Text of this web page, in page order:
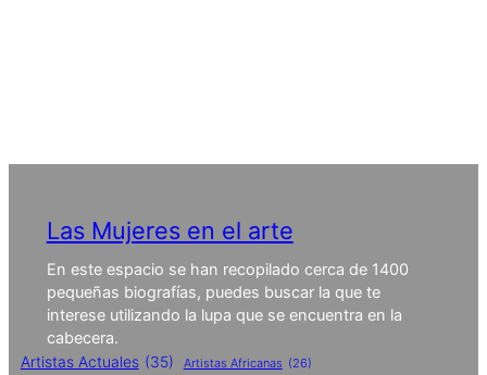
Las Mujeres en el arte
En este espacio se han recopilado cerca de 1400
pequeñas biografías, puedes buscar la que te
interese utilizando la lupa que se encuentra en la
cabecera.
Artistas Actuales (35) Artistas Africanas (26)